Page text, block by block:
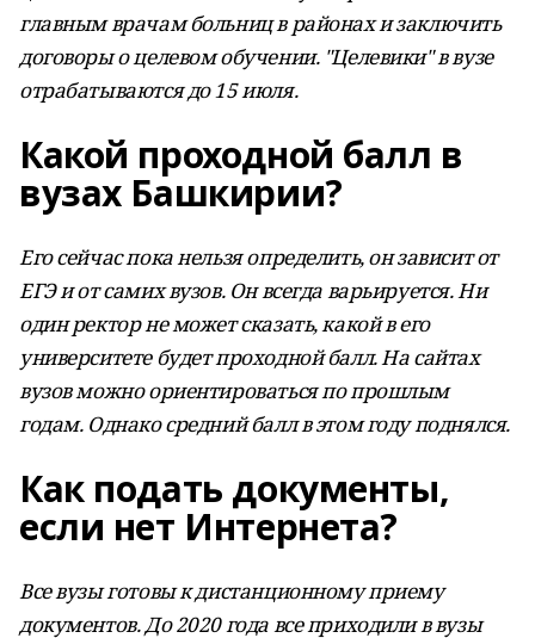
главным врачам больниц в районах и заключить
договоры о целевом обучении. "Целевики" в вузе
отрабатываются до 15 июля.
Какой проходной балл в
вузах Башкирии?
Его сейчас пока нельзя определить, он зависит от
ЕГЭ и от самих вузов. Он всегда варьируется. Ни
один ректор не может сказать, какой в его
университете будет проходной балл. На сайтах
вузов можно ориентироваться по прошлым
годам. Однако средний балл в этом году поднялся.
Как подать документы,
если нет Интернета?
Все вузы готовы к дистанционному приему
документов. До 2020 года все приходили в вузы